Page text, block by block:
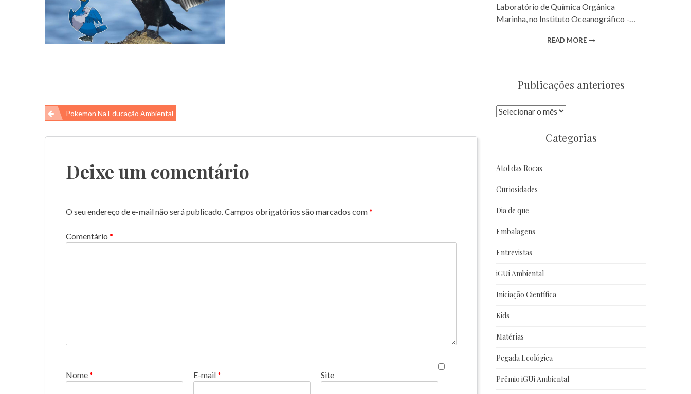
Navegação
de
Pokemon Na Educação Ambiental
Deixe um comentário
O seu endereço de e-mail não será publicado.Campos obrigatórios são marcados com*
Comentário *
Nome* E-mail* Site
Laboratório de Química Orgânica
Marinha, no Instituto Oceanográfico -…
READ MORE
Publicações anteriores
Publicações
Categorias
Atol das Rocas
Curiosidades
Dia de que
Embalagens
Entrevistas
iGUi Ambiental
Iniciação Científica
Kids
Matérias
Pegada Ecológica
Prêmio iGUi Ambiental